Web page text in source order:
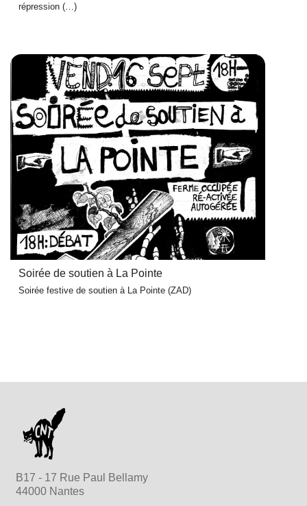
répression (…)
Soirée de soutien à La Pointe
Soirée festive de soutien à La Pointe (ZAD)
B17 - 17 Rue Paul Bellamy
44000 Nantes